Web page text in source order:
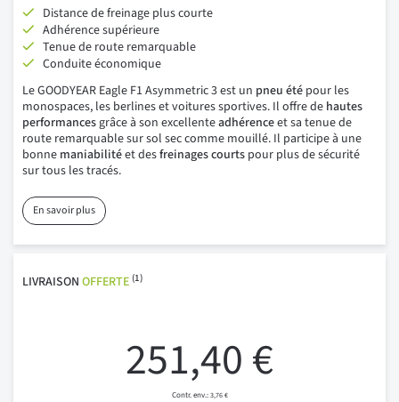
Distance de freinage plus courte
Adhérence supérieure
Tenue de route remarquable
Conduite économique
Le GOODYEAR Eagle F1 Asymmetric 3 est un pneu été pour les
monospaces, les berlines et voitures sportives. Il offre de hautes
performancesgrâce à son excellenteadhérenceet sa tenue de
route remarquable sur sol sec comme mouillé. Il participe à une
bonne maniabilitéet desfreinages courts pour plus de sécurité
sur tous les tracés.
En savoir plus
LIVRAISON OFFERTE (1)
251,40 €
3,76 €